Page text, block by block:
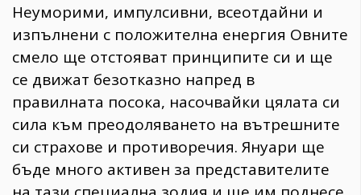
Неуморими, импулсивни, всеотдайни и
изпълнени с положителна енергия Овните
смело ще отстояват принципите си и ще
се движат безотказно напред в
правилната посока, насочвайки цялата си
сила към преодоляването на вътрешните
си страхове и противоречия. Януари ще
бъде много активен за представителите